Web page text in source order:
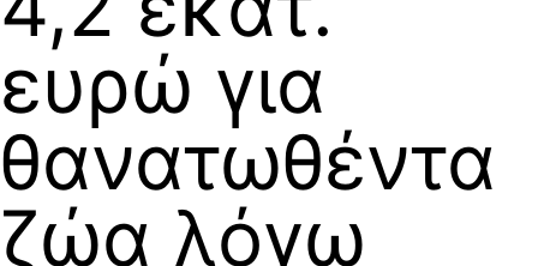
ευρώ για
θανατωθέντα
ζώα λόγω